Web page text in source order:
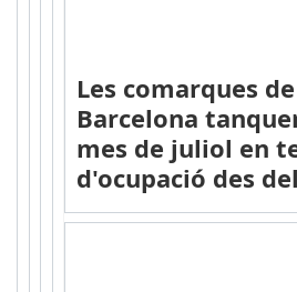
Les comarques de
Barcelona
mes de juliol en
d'ocupació des